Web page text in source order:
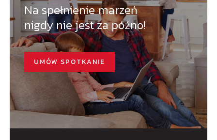
Na spełnienie marzeń
nigdy nie jest za późno!
UMÓW SPOTKANIE